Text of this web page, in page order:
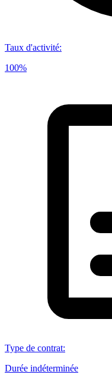
Taux d'activité:
100%
Type de contrat:
Durée indéterminée